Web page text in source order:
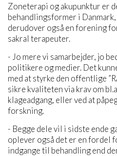
Zoneterapi og akupunktur er
behandlingsformer i
derudover også en forening
sakral terapeuter.
- Jo mere vi samarbejder, jo
politikere og medier. Det
med at styrke den offentlige
sikre kvaliteten via krav om
klageadgang, eller ved at
forskning.
- Begge dele vil i sidste ende
oplever også det er en fordel
indgange til behandling end